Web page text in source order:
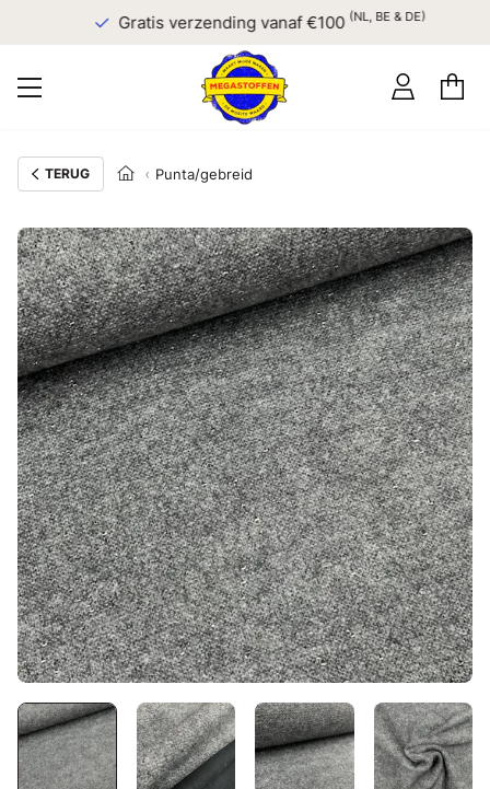
Gratis verzending vanaf €100 (NL, BE & DE)
TERUG Punta/gebreid